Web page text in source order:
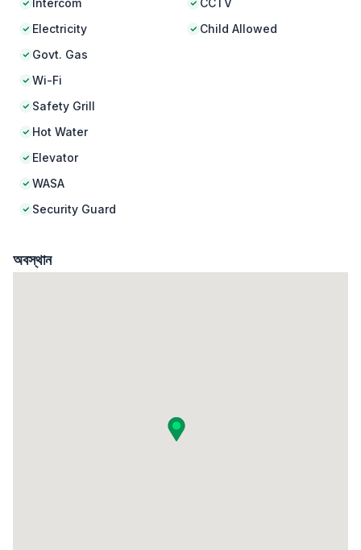
Intercom
Electricity
Govt. Gas
Wi-Fi
Safety Grill
Hot Water
Elevator
WASA
Security Guard
CCTV
Child Allowed
অবস্থান